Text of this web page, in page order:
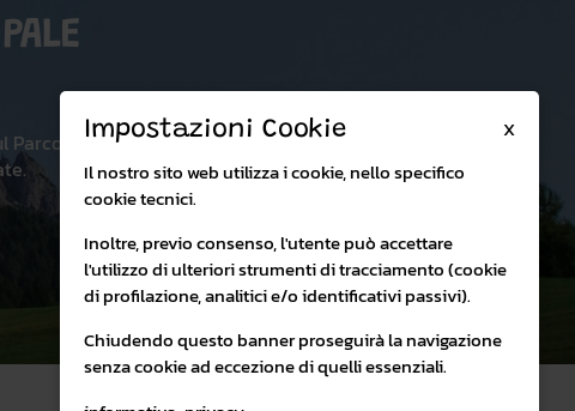
X
Impostazioni Cookie
Il nostro sito web utilizza i cookie, nello specifico
cookie tecnici.
Inoltre, previo consenso, l'utente può accettare
l'utilizzo di ulteriori strumenti di tracciamento (cookie
di profilazione, analitici e/o identificativi passivi).
Chiudendo questo banner proseguirà la navigazione
senza cookie ad eccezione di quelli essenziali.